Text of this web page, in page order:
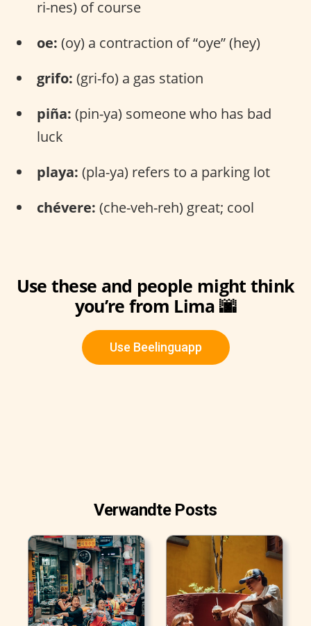
ri-nes) of course
oe: (oy) a contraction of “oye” (hey)
grifo: (gri-fo) a gas station
piña: (pin-ya) someone who has bad
luck
playa: (pla-ya) refers to a parking lot
chévere: (che-veh-reh) great; cool
Use these and people might think
you’re from Lima 🌆
Use Beelinguapp
Verwandte Posts